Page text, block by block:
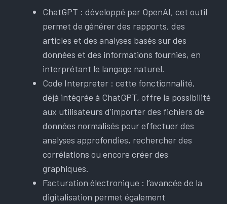
ChatGPT : développé par OpenAI, cet outil
permet de générer des rapports, des
articles et des analyses basés sur des
données et des informations fournies, en
interprétant le langage naturel.
Code Interpreter : cette fonctionnalité,
déjà intégrée à ChatGPT, offre la possibilité
aux utilisateurs d’importer des fichiers de
données normalisés pour effectuer des
analyses approfondies, rechercher des
corrélations ou encore créer des
graphiques.
Facturation électronique : l’avancée de la
digitalisation permet également